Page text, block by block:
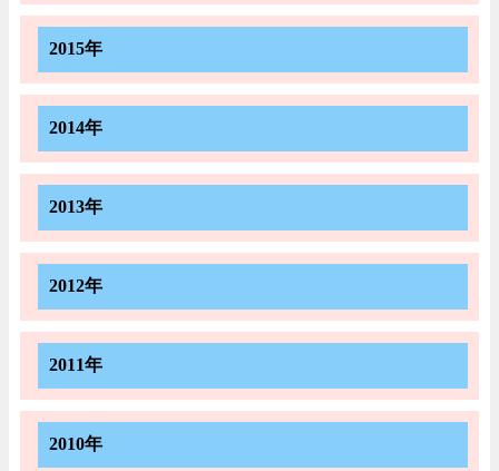
2015年
2014年
2013年
2012年
2011年
2010年